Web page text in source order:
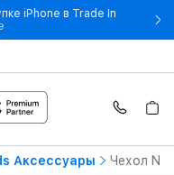
iPhone в Trade In
- До 3 200 леев выгоды при
Аксессуары Чехол